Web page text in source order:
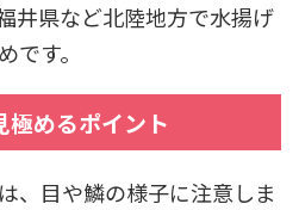
井県など北陸地方で水揚げ
です。
極めるポイント
、目や鱗の様子に注意しま